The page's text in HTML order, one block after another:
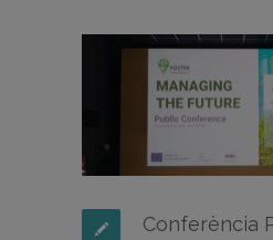
Conferència